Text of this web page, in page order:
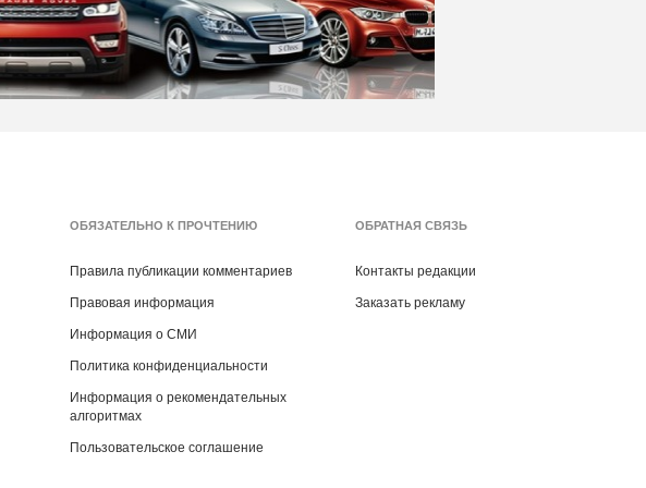
ОБЯЗАТЕЛЬНО К ПРОЧТЕНИЮ
Правила публикации комментариев
Правовая информация
Информация о СМИ
Политика конфиденциальности
Информация о рекомендательных
алгоритмах
Пользовательское соглашение
ОБРАТНАЯ СВЯЗЬ
Контакты редакции
Заказать рекламу